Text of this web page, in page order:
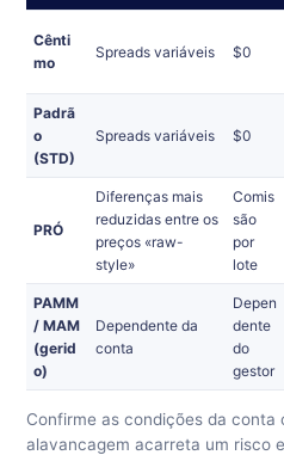
Cênti
mo
Spreads variáveis $0
Padrã
o
(STD)
Spreads variáveis $0
PRÓ
Diferenças mais
reduzidas entre os
preços «raw-
style»
Comis
são
por
lote
PAMM
/ MAM
(gerid
o)
Dependente da
conta
Depen
dente
do
gestor
Confirme as condições da
alavancagem acarreta um risco